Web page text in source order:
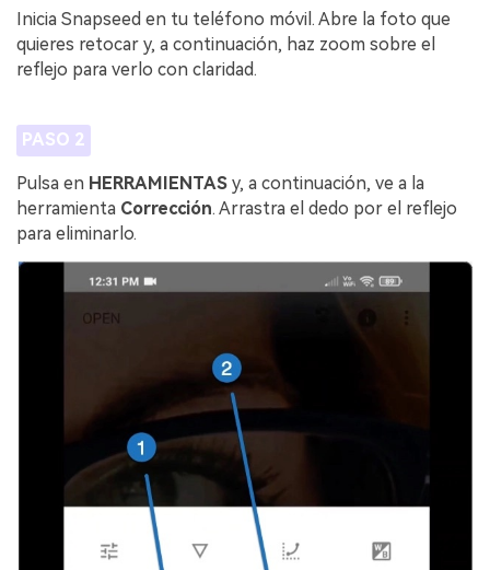
Inicia Snapseed en tu teléfono móvil. Abre la foto que
quieres retocar y, a continuación, haz zoom sobre el
reflejo para verlo con claridad.
PASO 2
Pulsa en HERRAMIENTAS y, a continuación, ve a la
herramienta Corrección. Arrastra el dedo por el reflejo
para eliminarlo.